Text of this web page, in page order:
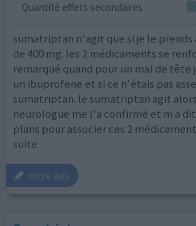
Quantité effets secondaires
sumatriptan n'agit que si je le
de 400 mg. les 2 médicaments se
remarqué quand pour un mal de tête
un ibuprofene et si ce n'étais pas
sumatriptan. le sumatriptan agit
neurologue me l'a confirmé et m a
plans pour associer ces 2
suite
votre avis